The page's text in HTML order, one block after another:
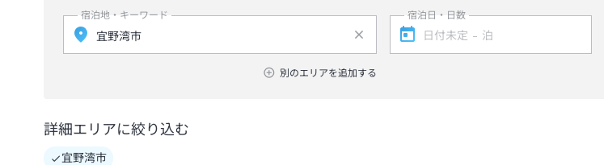
宿泊地・キーワード
別のエリアを追加する
宿泊日・日数
詳細エリアに絞り込む
宜野湾市